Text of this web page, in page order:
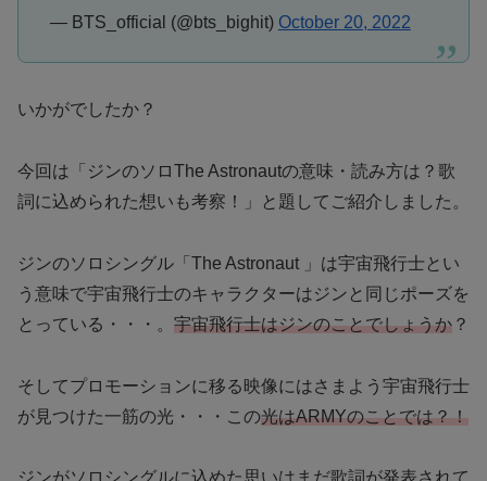
— BTS_official (@bts_bighit) October 20, 2022
いかがでしたか？
今回は「ジンのソロThe Astronautの意味・読み方は？歌
詞に込められた想いも考察！」と題してご紹介しました。
ジンのソロシングル「The Astronaut 」は宇宙飛行士とい
う意味で宇宙飛行士のキャラクターはジンと同じポーズを
とっている・・・。 宇宙飛行士はジンのことでしょうか ？
そしてプロモーションに移る映像にはさまよう宇宙飛行士
が見つけた一筋の光・・・この光はARMYのことでは？！